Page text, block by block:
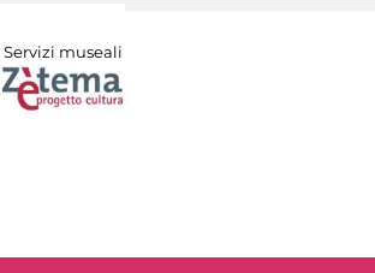
Servizi museali